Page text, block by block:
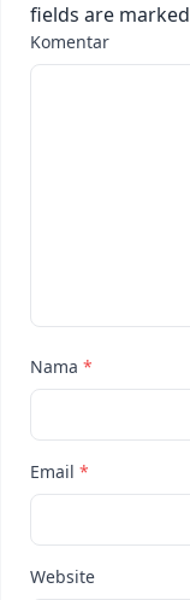
fields are marked
Komentar
Nama *
Email *
Website